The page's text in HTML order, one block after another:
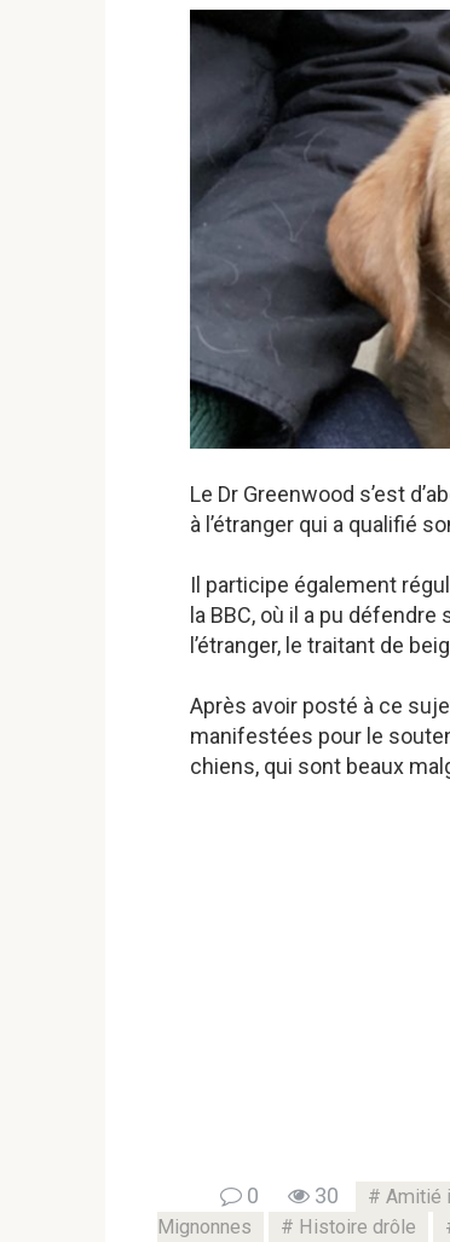
Le Dr Greenwood s’est
à l’étranger qui a qualifié
Il participe également
la BBC, où il a pu
l’étranger, le traitant de
Après avoir posté à ce
manifestées pour le
chiens, qui sont beaux
0 30 Amitié
Mignonnes
Histoire drôle